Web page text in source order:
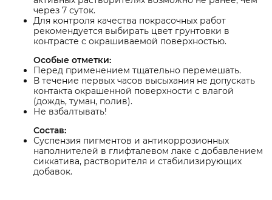
через 7 суток.
Для контроля качества покрасочных работ
рекомендуется выбирать цвет грунтовки в
контрасте с окрашиваемой поверхностью.
Особые отметки:
Перед применением тщательно перемешать.
В течение первых часов высыхания не допускать
контакта окрашенной поверхности с влагой
(дождь, туман, полив).
Не взбалтывать!
Состав:
Суспензия пигментов и антикоррозионных
наполнителей в глифталевом лаке с добавлением
сиккатива, растворителя и стабилизирующих
добавок.